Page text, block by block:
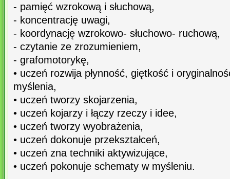
- pamięć wzrokową i słuchową,
- koncentrację uwagi,
- koordynację wzrokowo- słuchowo- ruchową,
- czytanie ze zrozumieniem,
- grafomotorykę,
• uczeń rozwija płynność, giętkość i
myślenia,
• uczeń tworzy skojarzenia,
• uczeń kojarzy i łączy rzeczy i idee,
• uczeń tworzy wyobrażenia,
• uczeń dokonuje przekształceń,
• uczeń zna techniki aktywizujące,
• uczeń pokonuje schematy w myśleniu.